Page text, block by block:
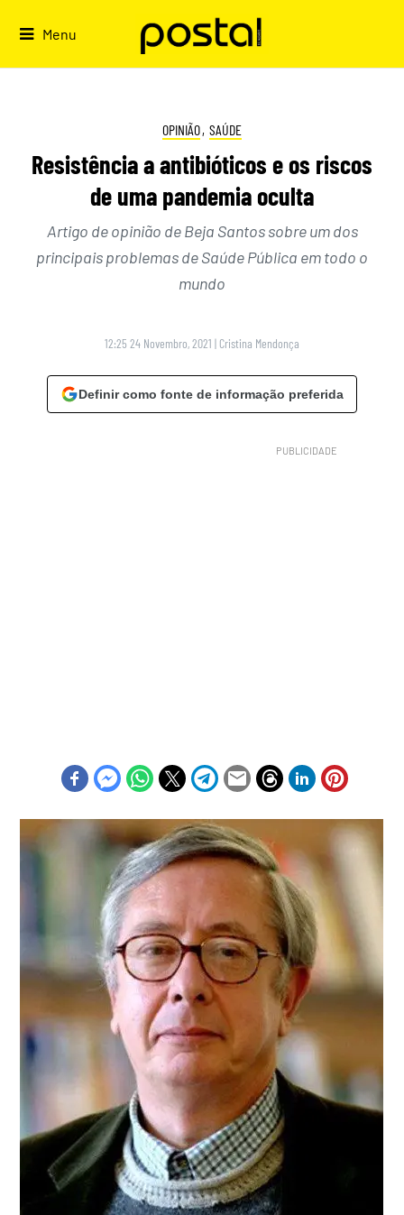
Menu
OPINIÃO, SAÚDE
Resistência a antibióticos e os riscos
de uma pandemia oculta
Artigo de opinião de Beja Santos sobre um dos
principais problemas de Saúde Pública em todo o
mundo
12:25 24 Novembro, 2021 | Cristina Mendonça
Definir como fonte de informação preferida